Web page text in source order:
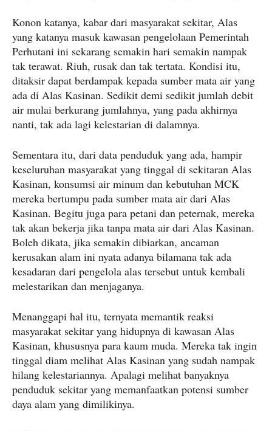
Konon katanya, kabar dari masyarakat sekitar, Alas
yang katanya masuk kawasan pengelolaan Pemerintah
Perhutani ini sekarang semakin hari semakin nampak
tak terawat. Riuh, rusak dan tak tertata. Kondisi itu,
ditaksir dapat berdampak kepada sumber mata air yang
ada di Alas Kasinan. Sedikit demi sedikit jumlah debit
air mulai berkurang jumlahnya, yang pada akhirnya
nanti, tak ada lagi kelestarian di dalamnya.
Sementara itu, dari data penduduk yang ada, hampir
keseluruhan masyarakat yang tinggal di sekitaran Alas
Kasinan, konsumsi air minum dan kebutuhan MCK
mereka bertumpu pada sumber mata air dari Alas
Kasinan. Begitu juga para petani dan peternak, mereka
tak akan bekerja jika tanpa mata air dari Alas Kasinan.
Boleh dikata, jika semakin dibiarkan, ancaman
kerusakan alam ini nyata adanya bilamana tak ada
kesadaran dari pengelola alas tersebut untuk kembali
melestarikan dan menjaganya.
Menanggapi hal itu, ternyata memantik reaksi
masyarakat sekitar yang hidupnya di kawasan Alas
Kasinan, khususnya para kaum muda. Mereka tak ingin
tinggal diam melihat Alas Kasinan yang sudah nampak
hilang kelestariannya. Apalagi melihat banyaknya
penduduk sekitar yang memanfaatkan potensi sumber
daya alam yang dimilikinya.